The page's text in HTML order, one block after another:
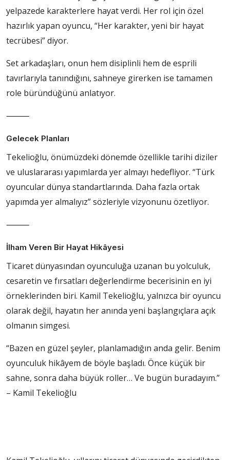
yelpazede karakterlere hayat verdi. Her rol için özel
hazırlık yapan oyuncu, “Her karakter, yeni bir hayat
tecrübesi” diyor.
Set arkadaşları, onun hem disiplinli hem de esprili
tavırlarıyla tanındığını, sahneye girerken ise tamamen
role büründüğünü anlatıyor.
⸻
Gelecek Planları
Tekelioğlu, önümüzdeki dönemde özellikle tarihi diziler
ve uluslararası yapımlarda yer almayı hedefliyor. “Türk
oyuncular dünya standartlarında. Daha fazla ortak
yapımda yer almalıyız” sözleriyle vizyonunu özetliyor.
⸻
İlham Veren Bir Hayat Hikâyesi
Ticaret dünyasından oyunculuğa uzanan bu yolculuk,
cesaretin ve fırsatları değerlendirme becerisinin en iyi
örneklerinden biri. Kamil Tekelioğlu, yalnızca bir oyuncu
olarak değil, hayatın her anında yeni başlangıçlara açık
olmanın simgesi.
“Bazen en güzel şeyler, planlamadığın anda gelir. Benim
oyunculuk hikâyem de böyle başladı. Önce küçük bir
sahne, sonra daha büyük roller… Ve bugün buradayım.”
– Kamil Tekelioğlu